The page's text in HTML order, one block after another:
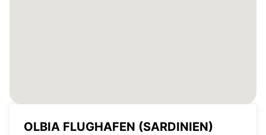
OLBIA FLUGHAFEN (SARDINIEN)